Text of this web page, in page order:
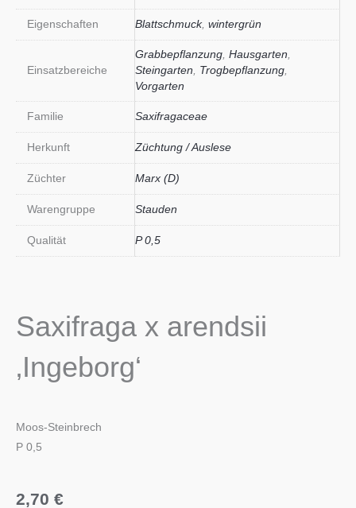
Eigenschaften Blattschmuck, wintergrün
Einsatzbereiche
Grabbepflanzung Hausgarten
Steingarten
Trogbepflanzung
Vorgarten
Familie Saxifragaceae
Herkunft Züchtung / Auslese
Züchter Marx (D)
Warengruppe Stauden
Qualität P 0,5
Saxifraga x arendsii
‚Ingeborg‘
Moos-Steinbrech
P 0,5
2,70 €